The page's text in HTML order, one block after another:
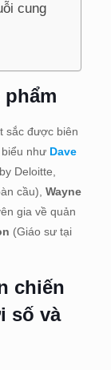
cung
sắc được biên
như Dave
Deloitte,
cầu), Wayne
gia về quản
(Giáo sư tại
chiến
số và